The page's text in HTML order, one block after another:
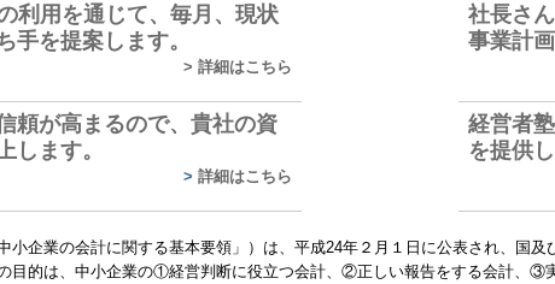
利用を通じて、毎月、現状
手を提案します。
> 詳細はこちら
頼が高まるので、貴社の資
します。
> 詳細はこちら
社長さ
事業計
経営者
を提供し
小企業の会計に関する基本要領」）は、平成24年２月１日に公表され、国
目的は、中小企業の①経営判断に役立つ会計、②正しい報告をする会計、③